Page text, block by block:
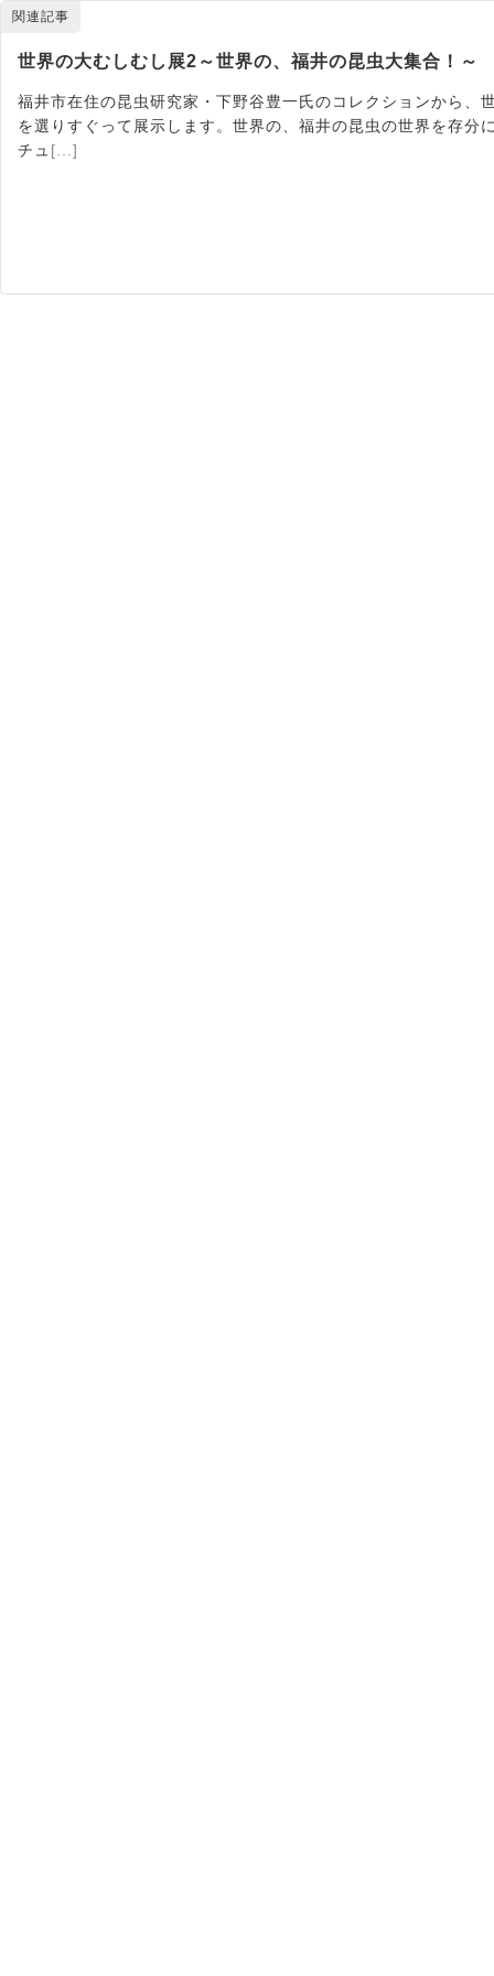
関連記事
世界の大むしむし展2～世界の、福井の昆虫大集合！～
福井市在住の昆虫研究家・下野谷豊一氏のコレクションから、
を選りすぐって展示します。世界の、福井の昆虫の世界を存
チュ [...]